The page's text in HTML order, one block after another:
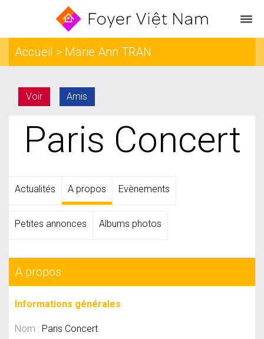
Accueil > Marie Ann TRAN
Voir Amis
Paris Concert
Actualités A propos Evènements
Petites annonces Albums photos
A propos
Informations générales
Nom : Paris Concert